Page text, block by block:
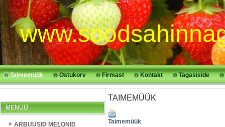
Taimemüük Ostukorv Firmast Kontakt Tagasiside
MENÜÜ
ARBUUSID MELONID
TAIMEMÜÜK
Taimemüük